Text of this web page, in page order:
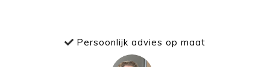
Persoonlijk advies op maat